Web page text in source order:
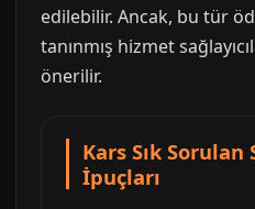
edilebilir. Ancak, bu tür
tanınmış hizmet
önerilir.
Kars Sık Sorulan
İpuçları